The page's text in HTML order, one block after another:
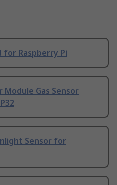
for Raspberry Pi
Module Gas Sensor
Sensor for